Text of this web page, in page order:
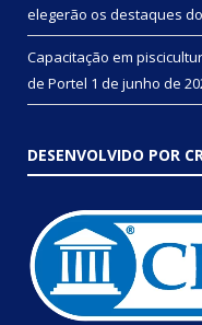
elegerão os destaques
Capacitação em
de Portel 1 de junho de
DESENVOLVIDO POR